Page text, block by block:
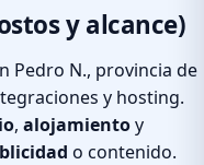
y alcance)
Pedro N., provincia de
y hosting.
, alojamientoy
o contenido.